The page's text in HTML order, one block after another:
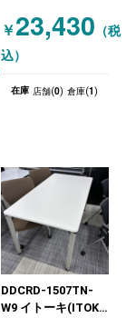
ホワイト
￥23,430 （税
込）
在庫 店舗(0) 倉庫(1)
DDCRD-1507TN-
W9 イトーキ(ITOKI)